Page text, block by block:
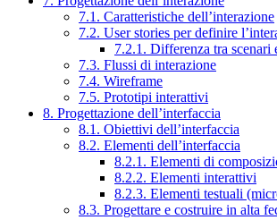
7.1. Caratteristiche dell’interazione
7.2. User stories per definire
7.2.1. Differenza tra scenari
7.3. Flussi di interazione
7.4. Wireframe
7.5. Prototipi interattivi
8. Progettazione dell’interfaccia
8.1. Obiettivi dell’interfaccia
8.2. Elementi dell’interfaccia
8.2.1. Elementi di
8.2.2. Elementi interattivi
8.2.3. Elementi testuali
8.3. Progettare e costruire in alta